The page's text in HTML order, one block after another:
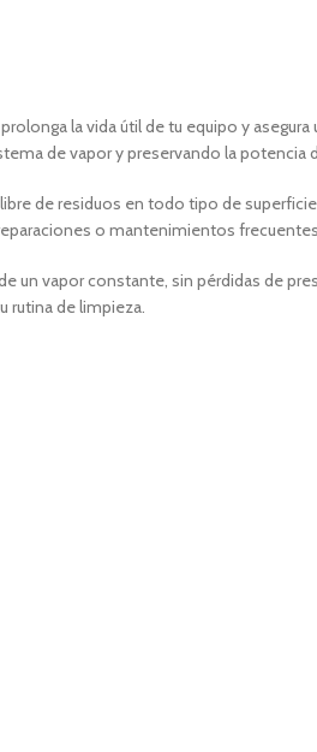
la vida útil de tu equipo y asegura
de vapor y preservando la potencia
de residuos en todo tipo de
o mantenimientos frecuentes.
un vapor constante, sin pérdidas de
de limpieza.